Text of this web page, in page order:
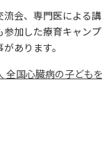
会、専門医による
参加した療育キャン
あります。
全国心臓病の子ども